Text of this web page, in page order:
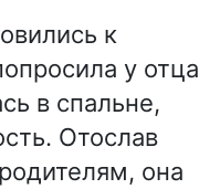
к
у отца
в спальне,
Отослав
она